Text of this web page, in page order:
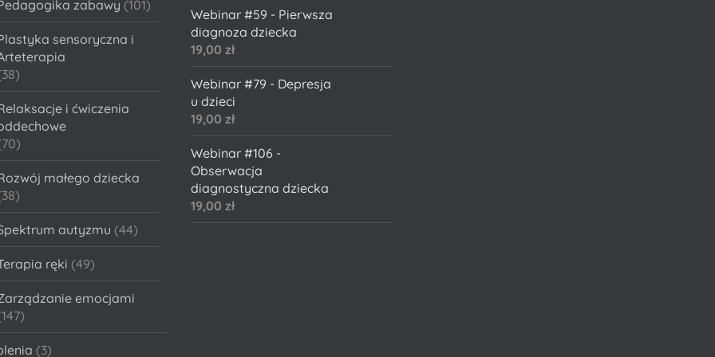
zabawy (101)
sensoryczna i
i ćwiczenia
małego dziecka
autyzmu (44)
ręki (49)
emocjami
(3)
Webinar #59 - Pierwsza
diagnoza dziecka
19,00 zł
Webinar #79 - Depresja
u dzieci
19,00 zł
Webinar #106 -
Obserwacja
diagnostyczna dziecka
19,00 zł